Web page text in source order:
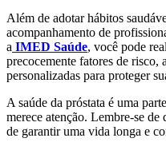
Além de adotar hábitos
acompanhamento de
a IMED Saúde, você pode
precocemente fatores de risco,
personalizadas para proteger
A saúde da próstata é uma
merece atenção. Lembre-se
de garantir uma vida longa e